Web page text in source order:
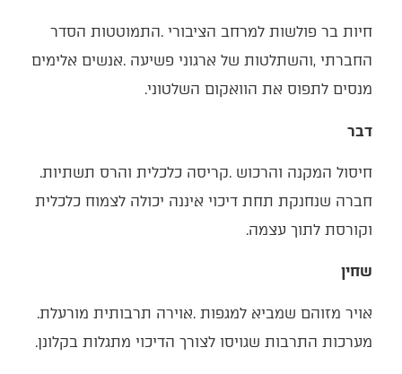
חיות‭ ‬בר‭ ‬פולשות‭ ‬למרחב‭ ‬הציבורי‭. ‬התמוטטות‭ ‬הסדר‭
‬החברתי‭, ‬והשתלטות‭ ‬של‭ ‬ארגוני‭ ‬פשיעה‭. ‬אנשים‭ ‬אלימים‭
‬מנסים‭ ‬לתפוס‭ ‬את‭ ‬הוואקום‭ ‬השלטוני‭.‬
דבר
חיסול‭ ‬המקנה‭ ‬והרכוש‭. ‬קריסה‭ ‬כלכלית‭ ‬והרס‭ ‬תשתיות‭.
‬חברה‭ ‬שנחנקת‭ ‬תחת‭ ‬דיכוי‭ ‬איננה‭ ‬יכולה‭ ‬לצמוח‭ ‬כלכלית‭
‬וקורסת‭ ‬לתוך‭ ‬עצמה‭.‬
שחין
אויר‭ ‬מזוהם‭ ‬שמביא‭ ‬למגפות‭. ‬אוירה‭ ‬תרבותית‭ ‬מורעלת‭.
‬מערכות‭ ‬התרבות‭ ‬שגויסו‭ ‬לצורך‭ ‬הדיכוי‭ ‬מתגלות‭ ‬בקלונן‭.‬